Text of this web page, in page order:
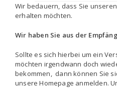
Wir bedauern, dass Sie
erhalten möchten.
Wir haben Sie aus der
Sollte es sich hierbei um ein
möchten irgendwann doch
bekommen, dann können Sie
unsere Homepage anmelden.